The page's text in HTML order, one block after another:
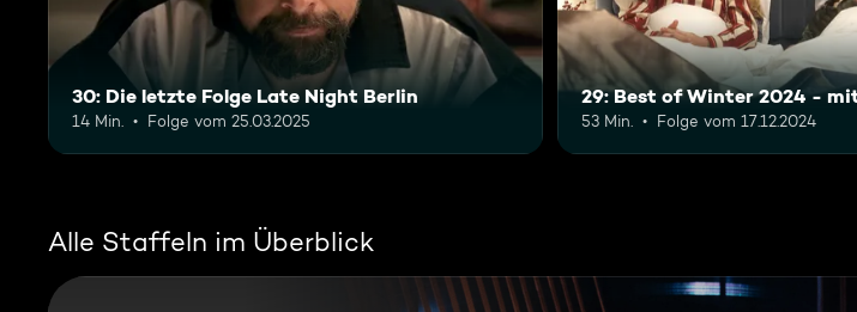
30: Die letzte Folge Late Night Berlin
14 Min. Folge vom 25.03.2025
29: Best of Winter 2024 -
53 Min. Folge vom 17.12.2024
Alle Staffeln im Überblick